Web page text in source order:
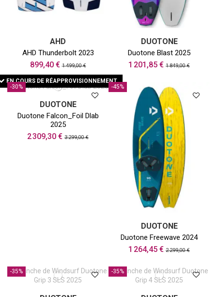
AHD
AHD Thunderbolt 2023
899,40 €1 499,00 €
DUOTONE
Duotone Blast 2025
1 201,85 € 1 849,00 €
-30%
EN COURS DE RÉAPPROVISIONNEMENT
DUOTONE
Duotone Falcon_Foil Dlab
2025
2 309,30 € 3 299,00 €
-45%
DUOTONE
Duotone Freewave 2024
1 264,45 € 2 299,00 €
-35% -35%